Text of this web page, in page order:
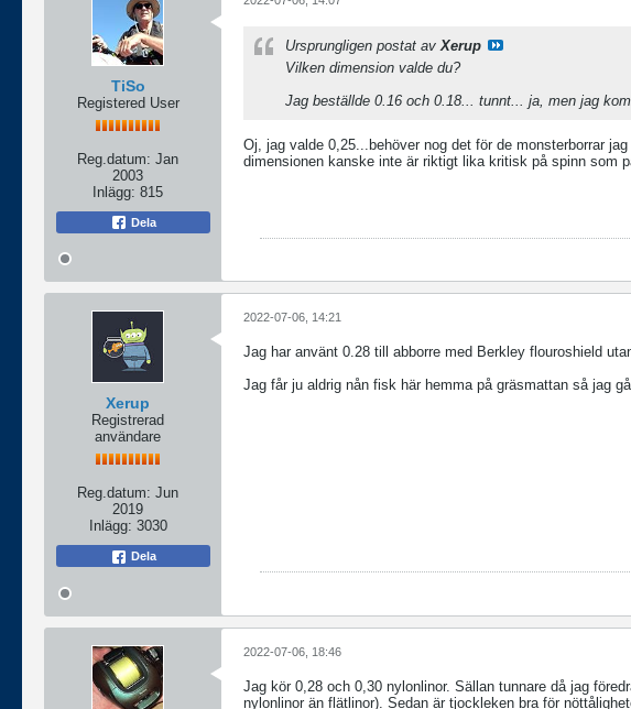
TiSo
Registered User
Reg.datum: Jan
2003
Inlägg: 815
Dela
Ursprungligen postat avXerup
Vilken dimension valde du?
Jag beställde 0.16 och 0.18... tunnt... ja, men jag
Oj, jag valde 0,25...behöver nog det för de monsterborrar
dimensionen kanske inte är riktigt lika kritisk på spinn som
Xerup
Registrerad
användare
Reg.datum: Jun
2019
Inlägg: 3030
Dela
2022-07-06, 14:21
Jag har använt 0.28 till abborre med Berkley flouroshield
Jag får ju aldrig nån fisk här hemma på gräsmattan så jag
2022-07-06, 18:46
Jag kör 0,28 och 0,30 nylonlinor. Sällan tunnare då jag
nylonlinor än flätlinor). Sedan är tjockleken bra för